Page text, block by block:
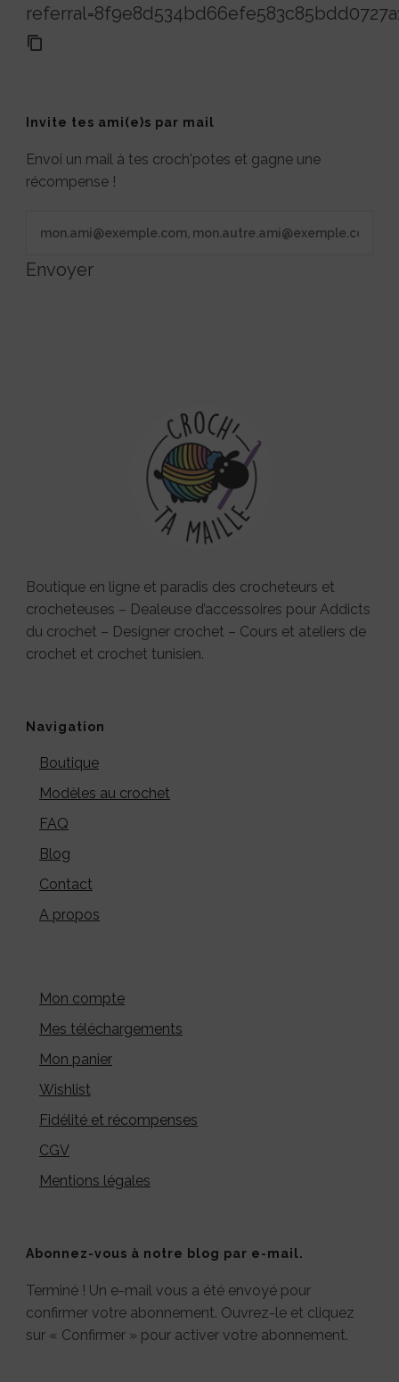
Invite tes ami(e)s par mail
Envoi un mail à tes croch'potes et gagne une
récompense !
Envoyer
Boutique en ligne et paradis des crocheteurs et
crocheteuses – Dealeuse d’accessoires pour Addicts
du crochet – Designer crochet – Cours et ateliers de
crochet et crochet tunisien.
Navigation
Boutique
Modèles au crochet
FAQ
Blog
Contact
A propos
Mon compte
Mes téléchargements
Mon panier
Wishlist
Fidélité et récompenses
CGV
Mentions légales
Abonnez-vous à notre blog par e-mail.
Terminé ! Un e-mail vous a été envoyé pour
confirmer votre abonnement. Ouvrez-le et cliquez
sur « Confirmer » pour activer votre abonnement.